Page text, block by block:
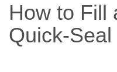
How to Fill
Quick-Seal